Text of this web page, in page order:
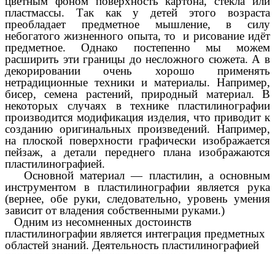
пластмассы. Так как у детей этого возраста
преобладает предметное мышление, в силу
небогатого жизненного опыта, то и рисование идёт
предметное. Однако постепенно мы можем
расширить эти границы до несложного сюжета. А в
декорировании очень хорошо применять
нетрадиционные техники и материалы. Например,
бисер, семена растений, природный материал. В
некоторых случаях в технике пластилинографии
производится модификация изделия, что приводит к
созданию оригинальных произведений. Например,
на плоской поверхности графически изображается
пейзаж, а детали переднего плана изображаются
пластилинографией.
Основной материал — пластилин, а основным
инструментом в пластилинографии является рука
(вернее, обе руки, следовательно, уровень умения
зависит от владения собственными руками.)
Одним из несомненных достоинств
пластилинографии является интеграция предметных
областей знаний. Деятельность пластилинографией